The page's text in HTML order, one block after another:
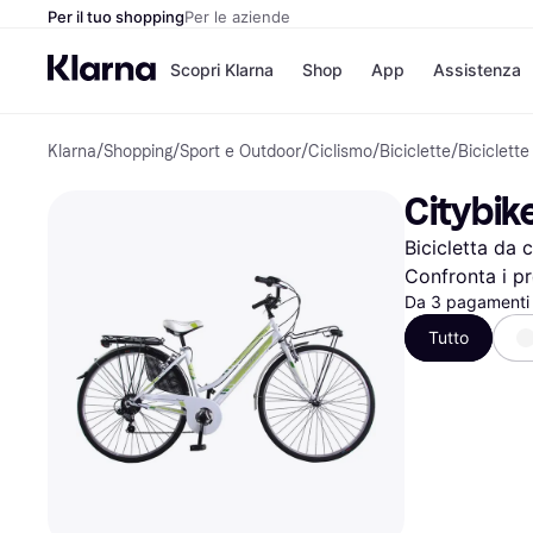
Per il tuo shoppingPer le aziende
Scopri Klarna
Opzioni di
Paga ora
Paga in 3 rate
Paga dopo 30 giorni
Finanziamento
Shop
Negozi
Unieuro
Media
eBay
Zalando
Elenco negozi
App Assistenza
Klarna/Shopping/Sport e Outdoor/Ciclismo/Biciclette/
Bicicletta da
Confronta i
Da 3
Tutto